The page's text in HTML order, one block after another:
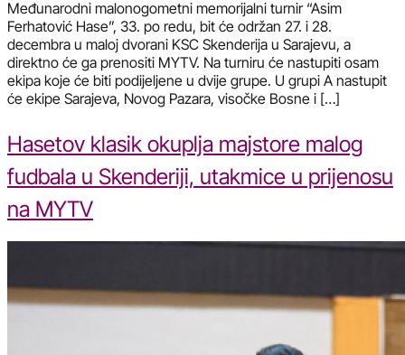
Međunarodni malonogometni memorijalni turnir “Asim
Ferhatović Hase”, 33. po redu, bit će održan 27. i 28.
decembra u maloj dvorani KSC Skenderija u Sarajevu, a
direktno će ga prenositi MYTV. Na turniru će nastupiti osam
ekipa koje će biti podijeljene u dvije grupe. U grupi A nastupit
će ekipe Sarajeva, Novog Pazara, visočke Bosne i […]
Hasetov klasik okuplja majstore malog
fudbala u Skenderiji, utakmice u prijenosu
na MYTV